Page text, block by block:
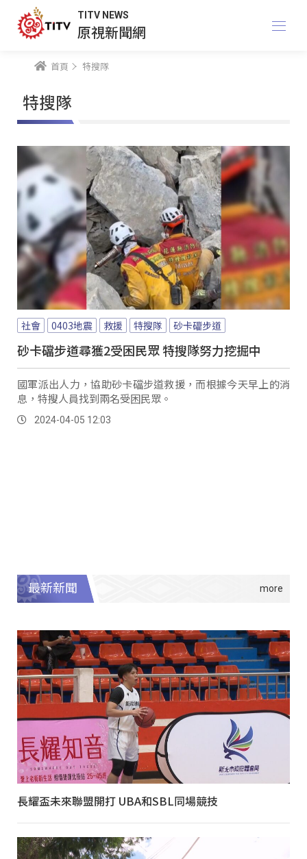
TITV NEWS
原視新聞網
首頁 特搜隊
特搜隊
社會 0403地震 救援 特搜隊 砂卡礑步道
砂卡礑步道尋獲2受困民眾 特搜隊努力挖掘中
國軍派出人力，協助砂卡礑步道救援，而根據今天早上的消
息，特搜人員找到兩名受困民眾。
2024-04-05 12:03
最新新聞
長耀盃未來聯盟開打 UBA和SBL同場競技